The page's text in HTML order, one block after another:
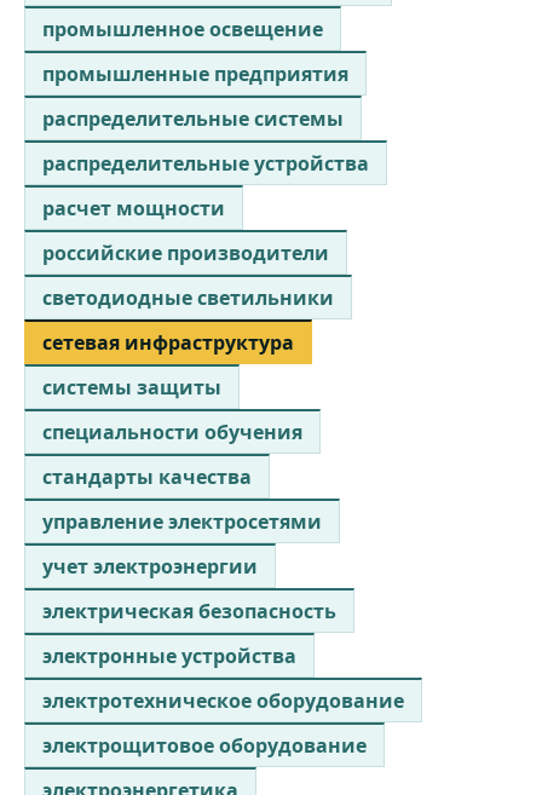
промышленное освещение
промышленные предприятия
распределительные системы
распределительные устройства
расчет мощности
российские производители
светодиодные светильники
сетевая инфраструктура
системы защиты
специальности обучения
стандарты качества
управление электросетями
учет электроэнергии
электрическая безопасность
электронные устройства
электротехническое оборудование
электрощитовое оборудование